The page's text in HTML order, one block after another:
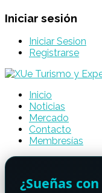
Iniciar sesión
Iniciar Sesion
Registrarse
Inicio
Noticias
Mercado
Contacto
Membresías
¿Sueñas